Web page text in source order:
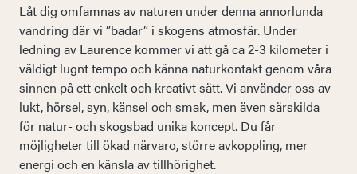
Låt dig omfamnas av naturen under denna annorlunda
vandring där vi ”badar” i skogens atmosfär. Under
ledning av Laurence kommer vi att gå ca 2-3 kilometer i
väldigt lugnt tempo och känna naturkontakt genom våra
sinnen på ett enkelt och kreativt sätt. Vi använder oss av
lukt, hörsel, syn, känsel och smak, men även särskilda
för natur- och skogsbad unika koncept. Du får
möjligheter till ökad närvaro, större avkoppling, mer
energi och en känsla av tillhörighet.